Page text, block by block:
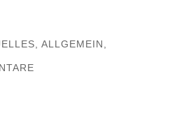
ALLGEMEIN